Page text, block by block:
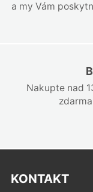
a my Vám
Nakupte nad
KONTAKT